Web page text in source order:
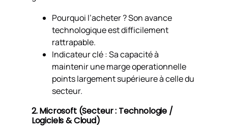
Pourquoi l’acheter ? Son avance
technologique est difficilement
rattrapable.
Indicateur clé : Sa capacité à
maintenir une marge operationnelle
points largement supérieure à celle du
secteur.
2. Microsoft (Secteur : Technologie /
Logiciels & Cloud)